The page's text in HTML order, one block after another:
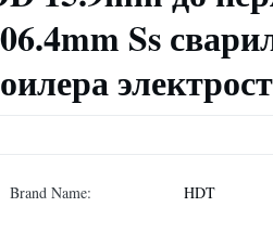
Ss
Brand Name: HDT